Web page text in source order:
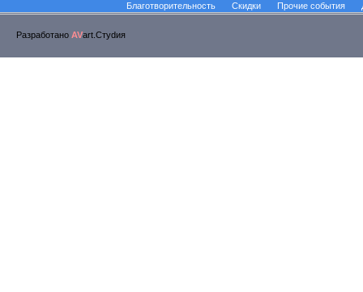
Благотворительность
Скидки Прочие события
Разработано AVart.Стуdия